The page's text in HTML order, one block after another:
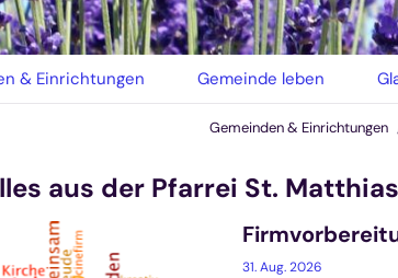
& Einrichtungen Gemeinde leben
Gemeinden & Einrichtungen
aus der Pfarrei St.
31. Aug. 2026